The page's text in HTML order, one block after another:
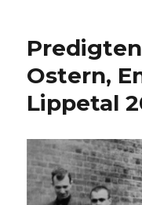
Ostern,
Lippetal